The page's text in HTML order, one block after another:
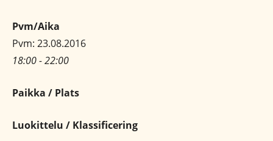
Pvm/Aika
Pvm: 23.08.2016
18:00 - 22:00
Paikka / Plats
Luokittelu / Klassificering